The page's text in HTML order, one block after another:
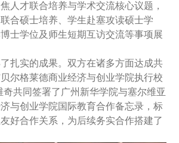
人才联合培养与学术交流核心议题，
合硕士培养、学生赴塞攻读硕士学
士学位及师生短期互访交流等事项展
扎实的成果。双方在诸多方面达成共
尔格莱德商业经济与创业学院执行校
奇共同签署了广州新华学院与塞尔维亚
与创业学院国际教育合作备忘录，标
好合作关系，为后续务实合作搭建了